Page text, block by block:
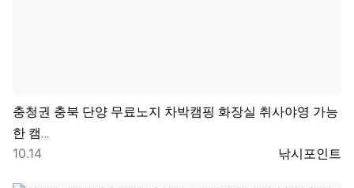
충청권 충북 단양 무료노지 차박캠핑 화장실 취사야영 가능
한 캠…
등록자
낚시포인트
등록일
10.14